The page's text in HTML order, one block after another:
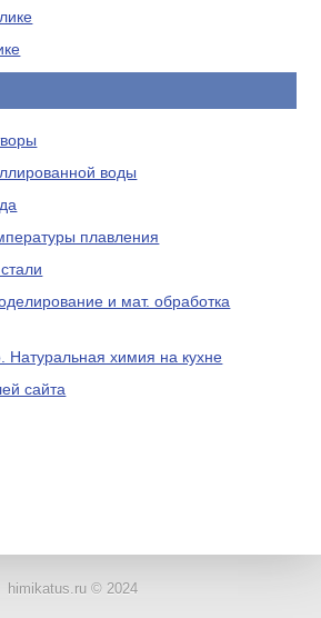
воды
плавления
и мат. обработка
Натуральная химия на кухне
сайта
himikatus.ru © 2024